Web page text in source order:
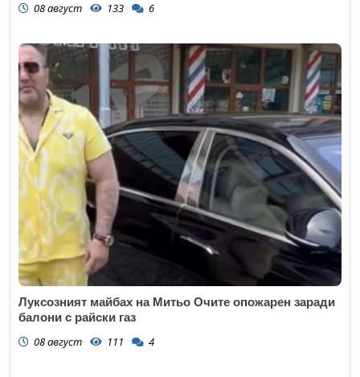
08 август 133 6
Луксозният майбах на Митьо Очите опожарен заради
балони с райски газ
08 август 111 4